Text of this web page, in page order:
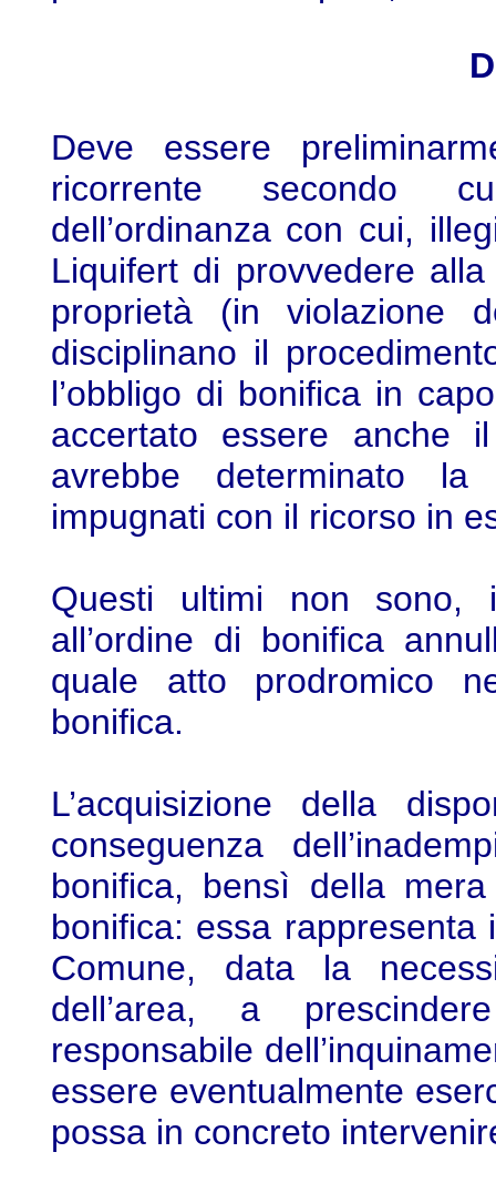
Deve essere
ricorrente secondo
dell’ordinanza con cui,
Liquifert di provvedere
proprietà (in violazione
disciplinano il
l’obbligo di bonifica in
accertato essere anche il
avrebbe determinato
impugnati con il ricorso in
Questi ultimi non sono,
all’ordine di bonifica
quale atto prodromico
bonifica.
L’acquisizione della
conseguenza
bonifica, bensì della
bonifica: essa
Comune, data la
dell’area, a
responsabile
essere eventualmente
possa in concreto